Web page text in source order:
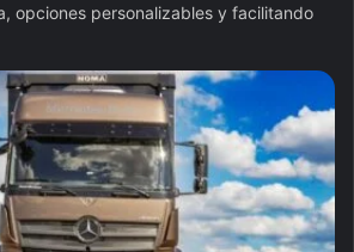
opciones personalizables y facilitando